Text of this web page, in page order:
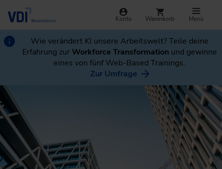
Konto Warenkorb Menü
Wie verändert KI unsere Arbeitswelt? Teile deine
Erfahrung zurWorkforce Transformation und gewinne
eines von fünf Web-Based Trainings.
Zur Umfrage